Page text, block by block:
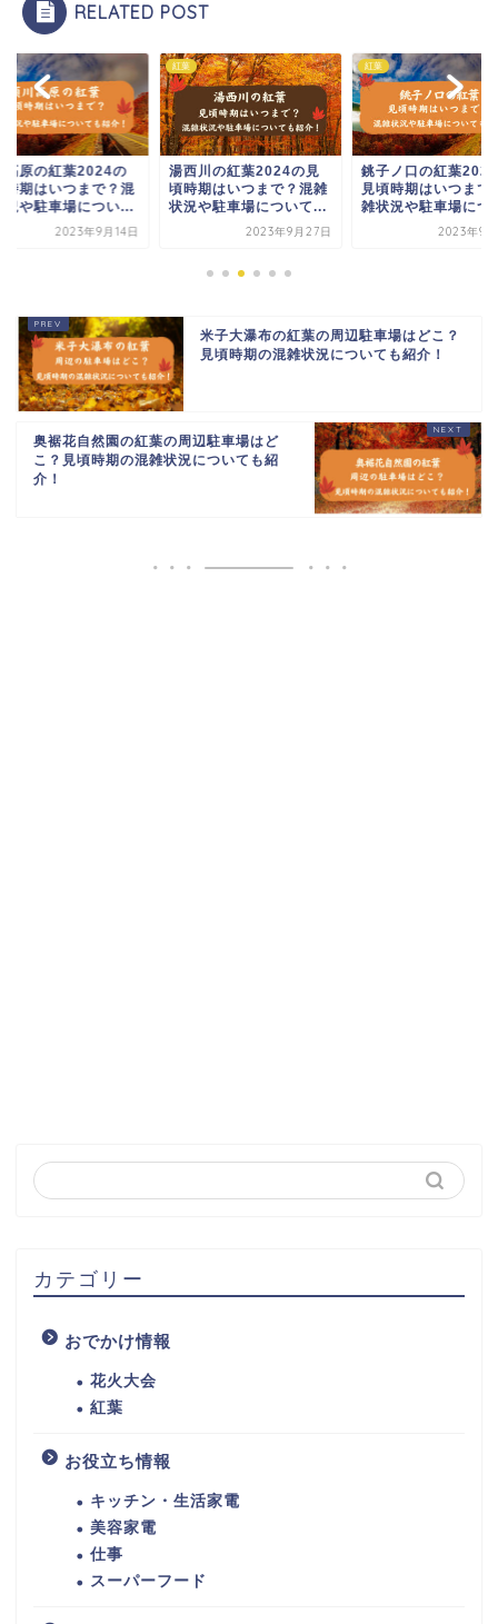
RELATED POST
高原の紅葉2024の
時期はいつまで？混
況や駐車場につい...
2023年9月14日
紅葉
湯西川の紅葉2024の見
頃時期はいつまで？混雑
状況や駐車場について...
2023年9月27日
紅葉
銚子ノ口の紅葉
見頃時期はいつまで
雑状況や駐車場につ
2023年9
米子大瀑布の紅葉の周辺駐車場はどこ？
見頃時期の混雑状況についても紹介！
奥裾花自然園の紅葉の周辺駐車場はど
こ？見頃時期の混雑状況についても紹
介！
カテゴリー
おでかけ情報
花火大会
紅葉
お役立ち情報
キッチン・生活家電
美容家電
仕事
スーパーフード